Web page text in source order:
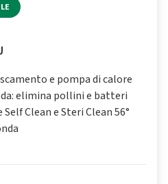
e pompa di calore
elimina pollini e batteri
Clean e Steri Clean 56°